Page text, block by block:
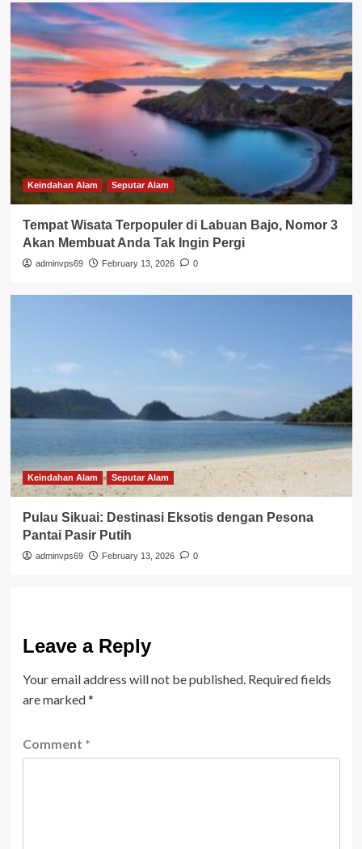
Keindahan Alam Seputar Alam
Tempat Wisata Terpopuler di Labuan Bajo, Nomor 3
Akan Membuat Anda Tak Ingin Pergi
adminvps69 February 13, 2026 0
Keindahan Alam Seputar Alam
Pulau Sikuai: Destinasi Eksotis dengan Pesona
Pantai Pasir Putih
adminvps69 February 13, 2026 0
Leave a Reply
Your email address will not be published. Required fields
are marked*
Comment *